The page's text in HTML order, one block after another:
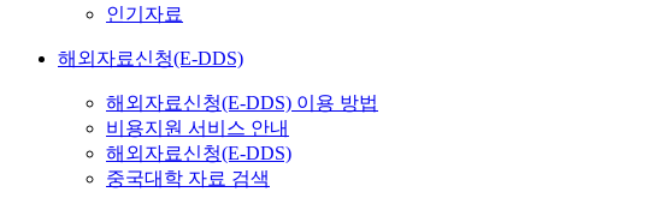
인기자료
해외자료신청(E-DDS)
해외자료신청(E-DDS) 이용 방법
비용지원 서비스 안내
해외자료신청(E-DDS)
중국대학 자료 검색